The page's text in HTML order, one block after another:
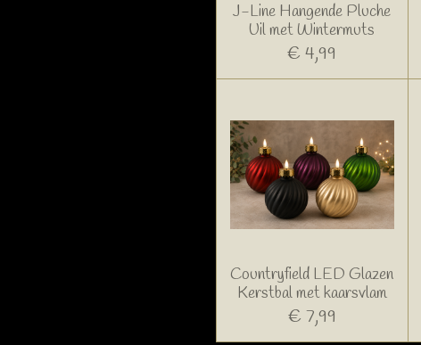
J-Line Hangende Pluche
Uil met Wintermuts
€ 4,99
Countryfield LED Glazen
Kerstbal met kaarsvlam
€ 7,99